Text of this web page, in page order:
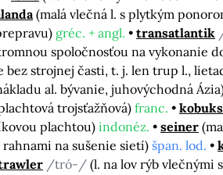
(malá vlečná l. s plytkým
gréc. + angl. transatlantik
spoločnosťou na vykonanie
bez strojnej časti, t. j. len trup l.,
al. bývanie, juhovýchodná
trojsťažňová) franc.
plachtou) indonéz. seiner
rahnami na sušenie sietí) špan. lod.
/tró-/ (l. na lov rýb vlečnými